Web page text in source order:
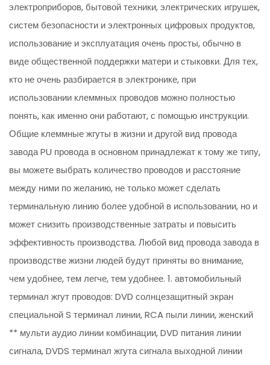
электроприборов, бытовой техники, электрических игрушек,
систем безопасности и электронных цифровых продуктов,
использование и эксплуатация очень просты, обычно в
виде общественной поддержки матери и стыковки. Для тех,
кто не очень разбирается в электронике, при
использовании клеммных проводов можно полностью
понять, как именно они работают, с помощью инструкции.
Общие клеммные жгуты в жизни и другой вид провода
завода PU провода в основном принадлежат к тому же типу,
вы можете выбрать количество проводов и расстояние
между ними по желанию, не только может сделать
терминальную линию более удобной в использовании, но и
может снизить производственные затраты и повысить
эффективность производства. Любой вид провода завода в
производстве жизни людей будут приняты во внимание,
чем удобнее, тем легче, тем удобнее. 1. автомобильный
терминал жгут проводов: DVD солнцезащитный экран
специальной S терминал линии, RCA пыли линии, женский
** мульти аудио линии комбинации, DVD питания линии
сигнала, DVDS терминал жгута сигнала выходной линии